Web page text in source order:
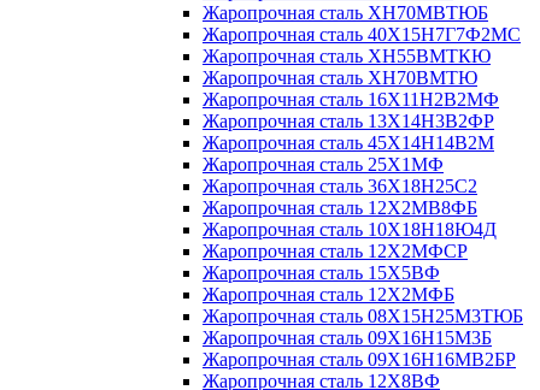
Жаропрочная сталь ХН70МВТЮБ
Жаропрочная сталь 40Х15Н7Г7Ф2МС
Жаропрочная сталь ХН55ВМТКЮ
Жаропрочная сталь ХН70ВМТЮ
Жаропрочная сталь 16Х11Н2В2МФ
Жаропрочная сталь 13Х14Н3В2ФР
Жаропрочная сталь 45Х14Н14В2М
Жаропрочная сталь 25Х1МФ
Жаропрочная сталь 36Х18Н25С2
Жаропрочная сталь 12Х2МВ8ФБ
Жаропрочная сталь 10Х18Н18Ю4Д
Жаропрочная сталь 12Х2МФСР
Жаропрочная сталь 15Х5ВФ
Жаропрочная сталь 12Х2МФБ
Жаропрочная сталь 08Х15Н25М3ТЮБ
Жаропрочная сталь 09Х16Н15М3Б
Жаропрочная сталь 09Х16Н16МВ2БР
Жаропрочная сталь 12Х8ВФ